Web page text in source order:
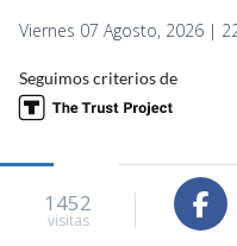
Viernes 07 Agosto, 2026 |
Seguimos criterios de
1452
visitas